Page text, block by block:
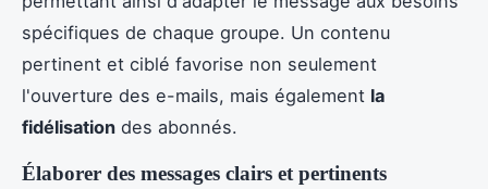
spécifiques de chaque groupe. Un contenu
pertinent et ciblé favorise non seulement
l'ouverture des e-mails, mais également la
fidélisation des abonnés.
Élaborer des messages clairs et pertinents